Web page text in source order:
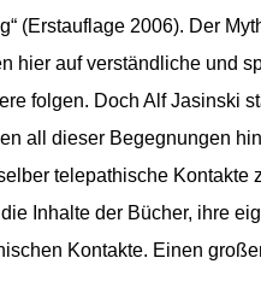
(Erstauflage 2006). Der
hier auf verständliche und
folgen. Doch Alf Jasinski
all dieser Begegnungen
telepathische Kontakte
Inhalte der Bücher, ihre
Kontakte. Einen